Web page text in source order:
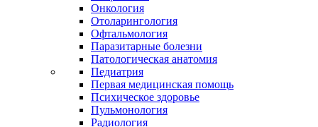
Онкология
Отоларингология
Офтальмология
Паразитарные болезни
Патологическая анатомия
Педиатрия
Первая медицинская помощь
Психическое здоровье
Пульмонология
Радиология